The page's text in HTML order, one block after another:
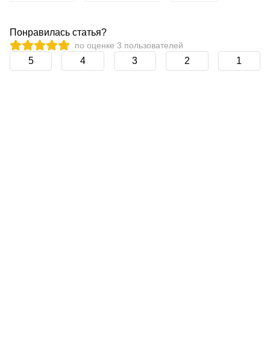
Понравилась статья?
по оценке 3 пользователей
5 4 3 2 1